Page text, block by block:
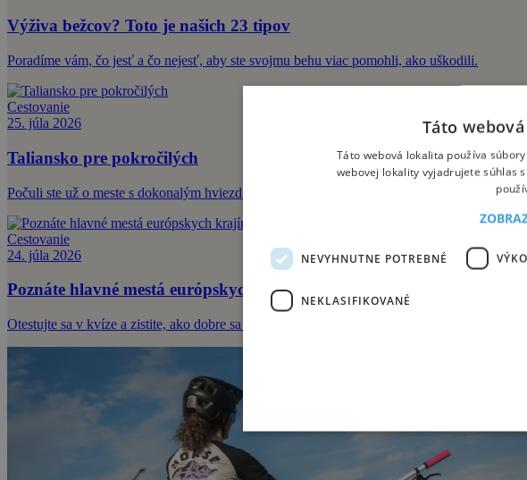
Výživa bežcov? Toto je našich 23 tipov
Poradíme vám, čo jesť a čo nejesť, aby ste svojmu behu viac pomohli, ako uškodili.
Cestovanie
25. júla 2026
Taliansko pre pokročilých
Počuli ste už o meste s dokonalým hviezdicovým pôdorysom, ktoré navrhli Benátčania,
Cestovanie
24. júla 2026
Poznáte hlavné mestá európskych krajín? Otestujte sa!
Otestujte sa v kvíze a zistite, ako dobre sa vyznáte v Európe.
Táto
Táto webová lokalita používa
webovej lokality vyjadrujete súhlas
NEVYHNUTNE POTREBNÉ
NEKLASIFIKOVANÉ